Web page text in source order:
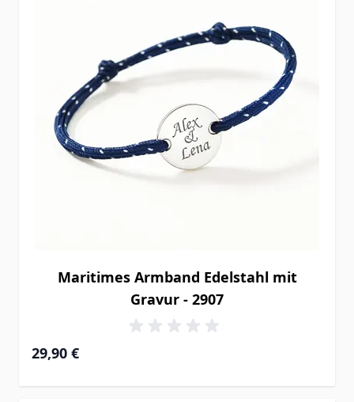
Maritimes Armband Edelstahl mit
Gravur - 2907
29,90 €